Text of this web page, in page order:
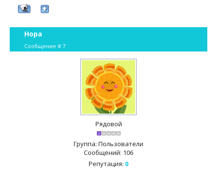
Нора
Сообщение # 7
Рядовой
Группа: Пользователи
Сообщений: 106
Репутация: 0